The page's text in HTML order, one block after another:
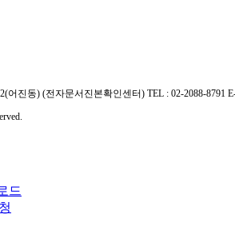
어진동) (전자문서진본확인센터) TEL : 02-2088-8791